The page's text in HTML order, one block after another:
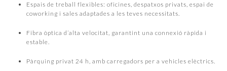
Espais de treball flexibles: oficines, despatxos privats, espai de
coworking i sales adaptades a les teves necessitats.
Fibra òptica d’alta velocitat, garantint una connexió ràpida i
estable.
Pàrquing privat 24 h, amb carregadors per a vehicles elèctrics.